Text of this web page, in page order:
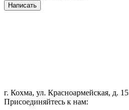
Написать
г. Кохма, ул. Красноармейская, д. 15
Присоединяйтесь к нам: